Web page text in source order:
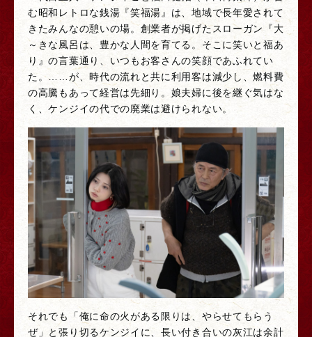
む昭和レトロな銭湯『笑福湯』は、地域で長年愛されて
きたみんなの憩いの場。創業者が掲げたスローガン『大
～きな風呂は、豊かな人間を育てる。そこに笑いと福あ
り』の言葉通り、いつもお客さんの笑顔であふれてい
た。……が、時代の流れと共に利用客は減少し、燃料費
の高騰もあって経営は先細り。娘夫婦に後を継ぐ気はな
く、ケンジイの代での廃業は避けられない。
それでも「俺に命の火がある限りは、やらせてもらう
ぜ」と張り切るケンジイに、長い付き合いの灰江は余計